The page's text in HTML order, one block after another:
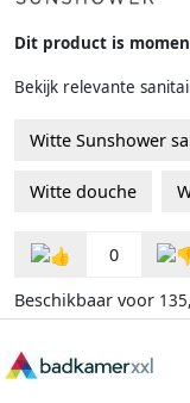
Dit product is
Bekijk relevante
Witte Sunshower
Witte douche
0
Beschikbaar voor